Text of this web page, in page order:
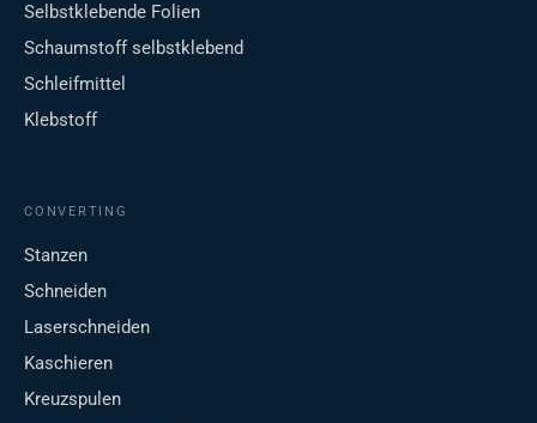
Selbstklebende Folien
Schaumstoff selbstklebend
Schleifmittel
Klebstoff
CONVERTING
Stanzen
Schneiden
Laserschneiden
Kaschieren
Kreuzspulen